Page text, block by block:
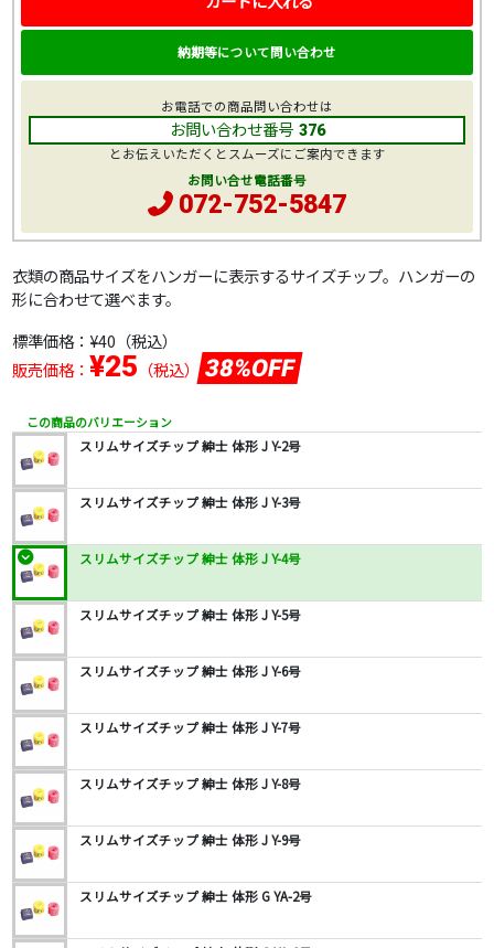
衣類の商品サイズをハンガーに表示するサイズチップ。ハンガーの
形に合わせて選べます。
標準価格： ¥40 （税込）
販売価格： ¥25 （税込） 38%OFF
この商品のバリエーション
スリムサイズチップ 紳士 体形 J Y-2号
スリムサイズチップ 紳士 体形 J Y-3号
スリムサイズチップ 紳士 体形 J Y-4号
スリムサイズチップ 紳士 体形 J Y-5号
スリムサイズチップ 紳士 体形 J Y-6号
スリムサイズチップ 紳士 体形 J Y-7号
スリムサイズチップ 紳士 体形 J Y-8号
スリムサイズチップ 紳士 体形 J Y-9号
スリムサイズチップ 紳士 体形 G YA-2号
納期等について問い合わせ
お電話での商品問い合わせは
お問い合わせ番号 376
とお伝えいただくとスムーズにご案内できます
お問い合せ電話番号
072-752-5847